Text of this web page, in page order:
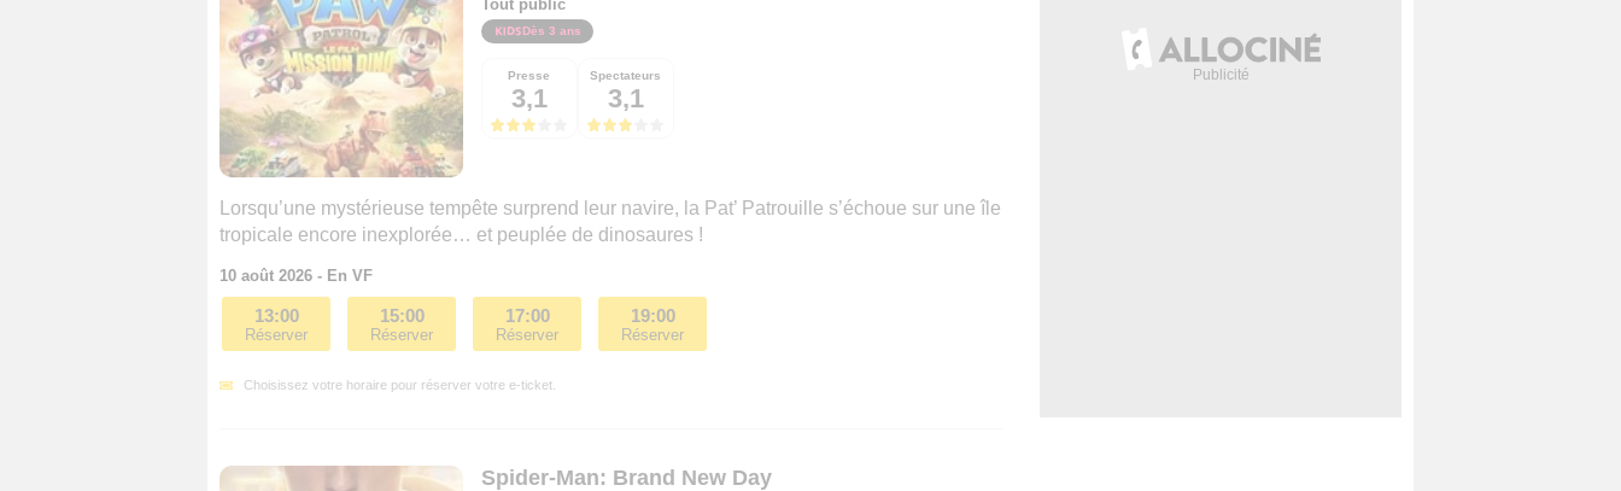
Tout public
Dès 3 ans
Presse
3,1
Spectateurs
3,1
Lorsqu’une mystérieuse tempête surprend leur navire, la Pat’ Patrouille s’échoue sur une île
tropicale encore inexplorée… et peuplée de dinosaures !
10 août 2026 - En VF
13:00
Réserver
15:00
Réserver
17:00
Réserver
19:00
Réserver
Choisissez votre horaire pour réserver votre e-ticket.
Spider-Man: Brand New Day